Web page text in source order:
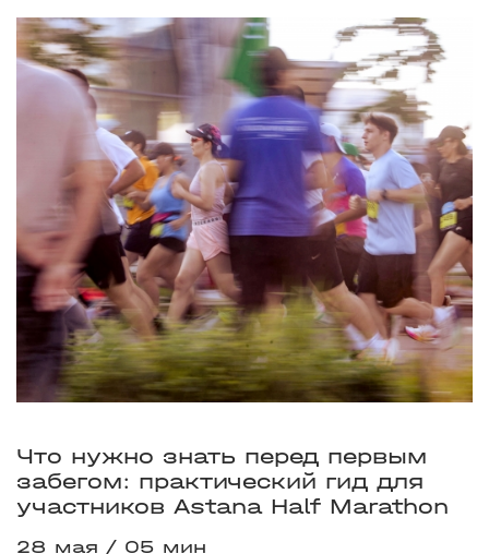
Что нужно знать перед первым
забегом: практический гид для
участников Astana Half Marathon
28 мая 05 мин